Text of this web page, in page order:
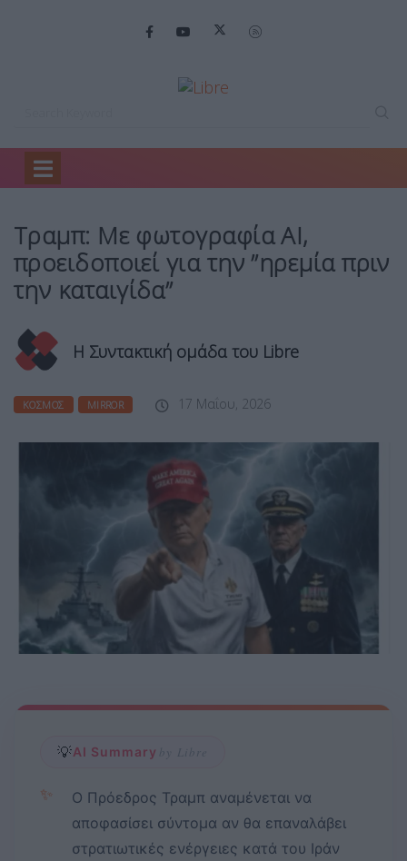
Home
Τραμπ: Με φωτογραφία ΑΙ,
προειδοποιεί για την ”ηρεμία πριν
την καταιγίδα”
Η Συντακτική ομάδα του Libre
ΚΌΣΜΟΣ MIRROR 17 Μαΐου, 2026
💡AI Summary by Libre
✨
Ο Πρόεδρος Τραμπ αναμένεται να
αποφασίσει σύντομα αν θα επαναλάβει
στρατιωτικές ενέργειες κατά του Ιράν